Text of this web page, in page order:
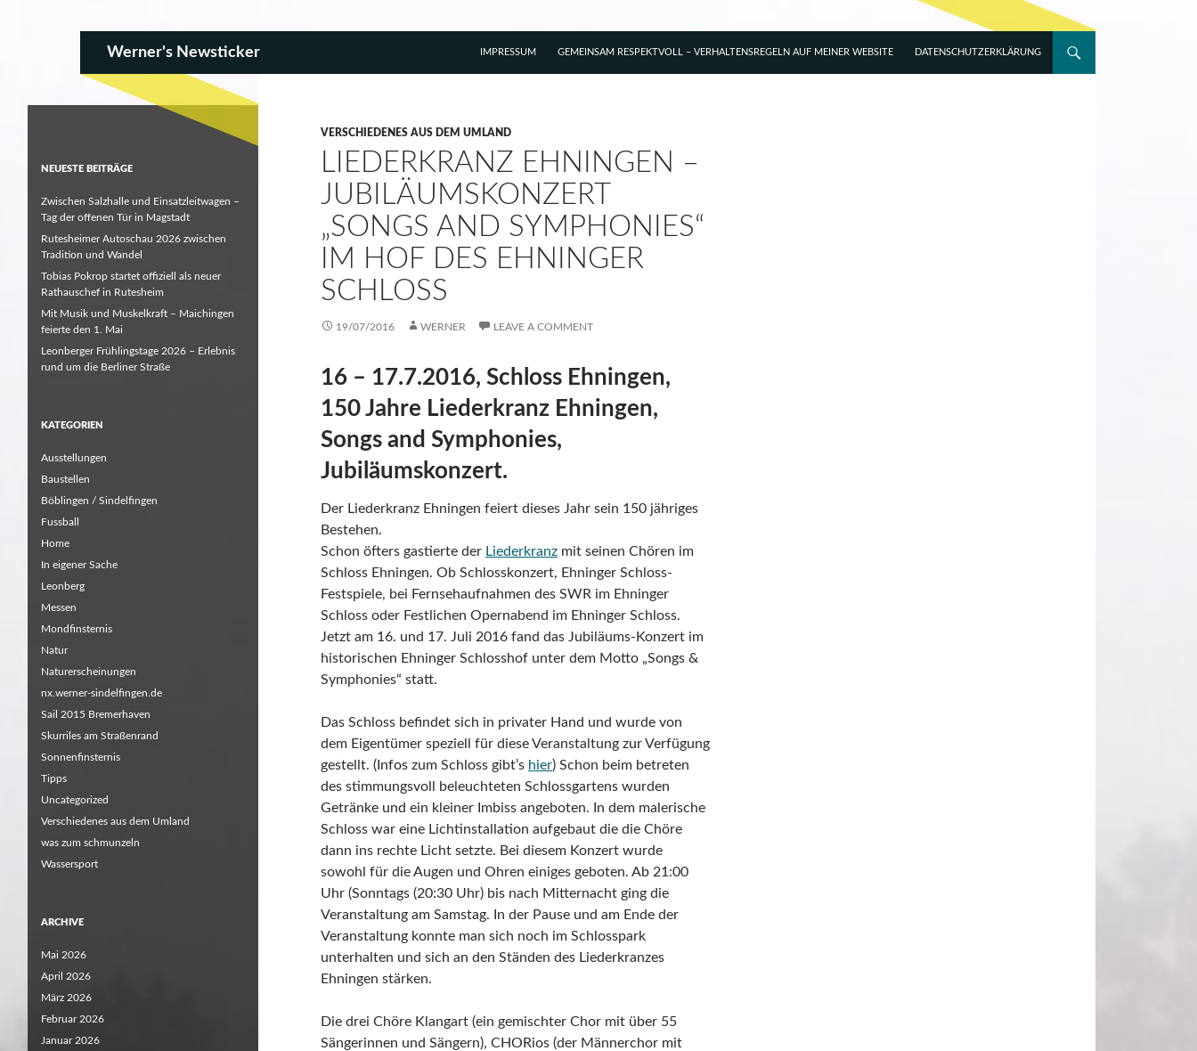
Werner's Newsticker
DATENSCHUTZERKLÄRUNG
GEMEINSAM RESPEKTVOLL – VERHALTENSREGELN AUF MEINER WEBSITE
IMPRESSUM
VERSCHIEDENES AUS DEM UMLAND
LIEDERKRANZ EHNINGEN –
JUBILÄUMSKONZERT
„SONGS AND SYMPHONIES“
IM HOF DES EHNINGER
SCHLOSS
19/07/2016 WERNER LEAVE A COMMENT
16 – 17.7.2016, Schloss Ehningen,
150 Jahre Liederkranz Ehningen,
Songs and Symphonies,
Jubiläumskonzert.
Der Liederkranz Ehningen feiert dieses Jahr sein 150 jähriges
Bestehen.
Schon öfters gastierte der Liederkranz mit seinen Chören im
Schloss Ehningen. Ob Schlosskonzert, Ehninger Schloss-
Festspiele, bei Fernsehaufnahmen des SWR im Ehninger
Schloss oder Festlichen Opernabend im Ehninger Schloss.
Jetzt am 16. und 17. Juli 2016 fand das Jubiläums-Konzert im
historischen Ehninger Schlosshof unter dem Motto „Songs &
Symphonies“ statt.
Das Schloss befindet sich in privater Hand und wurde von
dem Eigentümer speziell für diese Veranstaltung zur Verfügung
gestellt. (Infos zum Schloss gibt’s hier) Schon beim betreten
des stimmungsvoll beleuchteten Schlossgartens wurden
Getränke und ein kleiner Imbiss angeboten. In dem malerische
Schloss war eine Lichtinstallation aufgebaut die die Chöre
dann ins rechte Licht setzte. Bei diesem Konzert wurde
sowohl für die Augen und Ohren einiges geboten. Ab 21:00
Uhr (Sonntags (20:30 Uhr) bis nach Mitternacht ging die
Veranstaltung am Samstag. In der Pause und am Ende der
Veranstaltung konnte man sich noch im Schlosspark
unterhalten und sich an den Ständen des Liederkranzes
Ehningen stärken.
Die drei Chöre Klangart (ein gemischter Chor mit über 55
Sängerinnen und Sängern), CHORios (der Männerchor mit
NEUESTE BEITRÄGE
Zwischen Salzhalle und Einsatzleitwagen –
Tag der offenen Tür in Magstadt
Rutesheimer Autoschau 2026 zwischen
Tradition und Wandel
Tobias Pokrop startet offiziell als neuer
Rathauschef in Rutesheim
Mit Musik und Muskelkraft – Maichingen
feierte den 1. Mai
Leonberger Frühlingstage 2026 – Erlebnis
rund um die Berliner Straße
KATEGORIEN
Ausstellungen
Baustellen
Böblingen / Sindelfingen
Fussball
Home
In eigener Sache
Leonberg
Messen
Mondfinsternis
Natur
Naturerscheinungen
nx.werner-sindelfingen.de
Sail 2015 Bremerhaven
Skurriles am Straßenrand
Sonnenfinsternis
Tipps
Uncategorized
Verschiedenes aus dem Umland
was zum schmunzeln
Wassersport
ARCHIVE
Mai 2026
April 2026
März 2026
Februar 2026
Januar 2026